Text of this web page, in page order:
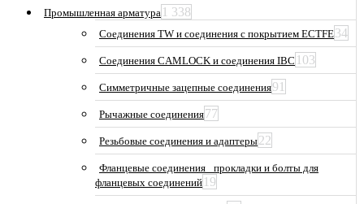
Промышленная арматура 1 338
Соединения TW и соединения с покрытием ECTFE34
Соединения CAMLOCK и соединения IBC 103
Симметричные зацепные соединения91
Рычажные соединения77
Резьбовые соединения и адаптеры22
Фланцевые соединения_ прокладки и болты для
фланцевых соединений 19